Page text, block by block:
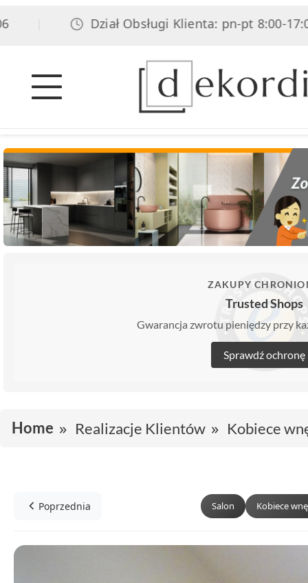
| Dział Obsługi Klienta: pn-pt 8:00-17:00,
ZAKUPY
Trusted Shops
Gwarancja zwrotu pieniędzy przy
Sprawdź ochronę
Home Realizacje Klientów Kobiece
Poprzednia Salon Kobiece